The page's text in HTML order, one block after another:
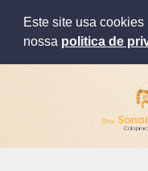
Este site usa
nossa politica de